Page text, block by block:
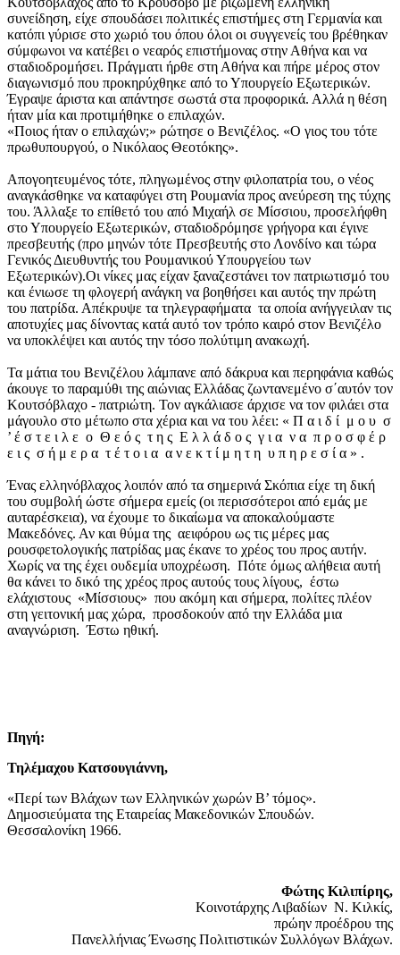
συνείδηση, είχε σπουδάσει πολιτικές επιστήμες στη Γερμανία και
κατόπι γύρισε στο χωριό του όπου όλοι οι συγγενείς του βρέθηκαν
σύμφωνοι να κατέβει ο νεαρός επιστήμονας στην Αθήνα και να
σταδιοδρομήσει. Πράγματι ήρθε στη Αθήνα και πήρε μέρος στον
διαγωνισμό που προκηρύχθηκε από το Υπουργείο Εξωτερικών.
Έγραψε άριστα και απάντησε σωστά στα προφορικά. Αλλά η θέση
ήταν μία και προτιμήθηκε ο επιλαχών.
«Ποιος ήταν ο επιλαχών;» ρώτησε ο Βενιζέλος. «Ο γιος του τότε
πρωθυπουργού, ο Νικόλαος Θεοτόκης».
Απογοητευμένος τότε, πληγωμένος στην φιλοπατρία του, ο νέος
αναγκάσθηκε να καταφύγει στη Ρουμανία προς ανεύρεση της τύχης
του. Άλλαξε το επίθετό του από Μιχαήλ σε Μίσσιου, προσελήφθη
στο Υπουργείο Εξωτερικών, σταδιοδρόμησε γρήγορα και έγινε
πρεσβευτής (προ μηνών τότε Πρεσβευτής στο Λονδίνο και τώρα
Γενικός Διευθυντής του Ρουμανικού Υπουργείου των
Εξωτερικών).Οι νίκες μας είχαν ξαναζεστάνει τον πατριωτισμό του
και ένιωσε τη φλογερή ανάγκη να βοηθήσει και αυτός την πρώτη
του πατρίδα. Απέκρυψε τα τηλεγραφήματα τα οποία ανήγγειλαν τις
αποτυχίες μας δίνοντας κατά αυτό τον τρόπο καιρό στον Βενιζέλο
να υποκλέψει και αυτός την τόσο πολύτιμη ανακωχή.
Τα μάτια του Βενιζέλου λάμπανε από δάκρυα και περηφάνια καθώς
άκουγε το παραμύθι της αιώνιας Ελλάδας ζωντανεμένο σ΄αυτόν τον
Κουτσόβλαχο - πατριώτη. Τον αγκάλιασε άρχισε να τον φιλάει στα
μάγουλο στο μέτωπο στα χέρια και να του λέει: « Π α ι δ ί μ ο υ σ
’ έ σ τ ε ι λ ε ο Θ ε ό ς τ η ς Ε λ λ ά δ ο ς γ ι α ν α π ρ ο σ φ έ ρ
ε ι ς σ ή μ ε ρ α τ έ τ ο ι α α ν ε κ τ ί μ η τ η υ π η ρ ε σ ί α » .
Ένας ελληνόβλαχος λοιπόν από τα σημερινά Σκόπια είχε τη δική
του συμβολή ώστε σήμερα εμείς (οι περισσότεροι από εμάς με
αυταρέσκεια), να έχουμε το δικαίωμα να αποκαλούμαστε
Μακεδόνες. Αν και θύμα της αειφόρου ως τις μέρες μας
ρουσφετολογικής πατρίδας μας έκανε το χρέος του προς αυτήν.
Χωρίς να της έχει ουδεμία υποχρέωση. Πότε όμως αλήθεια αυτή
θα κάνει το δικό της χρέος προς αυτούς τους λίγους, έστω
ελάχιστους «Μίσσιους» που ακόμη και σήμερα, πολίτες πλέον
στη γειτονική μας χώρα, προσδοκούν από την Ελλάδα μια
αναγνώριση. Έστω ηθική.
Πηγή:
Τηλέμαχου Κατσουγιάννη,
«Περί των Βλάχων των Ελληνικών χωρών Β’ τόμος».
Δημοσιεύματα της Εταιρείας Μακεδονικών Σπουδών.
Θεσσαλονίκη 1966.
Φώτης Κιλιπίρης,
Κοινοτάρχης Λιβαδίων N. Kιλκίς,
πρώην προέδρου της
Πανελλήνιας Ένωσης Πολιτιστικών Συλλόγων Βλάχων.